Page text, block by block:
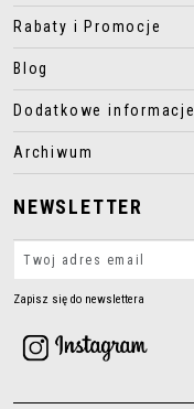
Rabaty i Promocje
Blog
Dodatkowe informacje
Archiwum
NEWSLETTER
Zapisz się do newslettera